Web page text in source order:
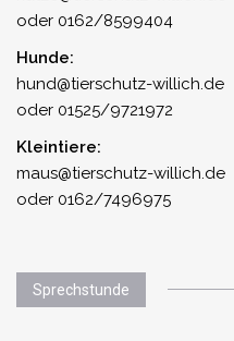
oder 0162/8599404
Hunde:
hund@tierschutz-willich.de
oder 01525/9721972
Kleintiere:
maus@tierschutz-willich.de
oder 0162/7496975
Sprechstunde